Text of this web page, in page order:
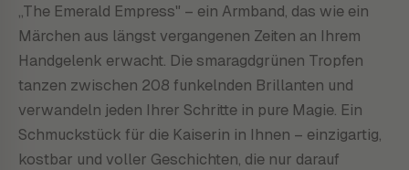
„The Emerald Empress" – ein Armband, das wie ein
Märchen aus längst vergangenen Zeiten an Ihrem
Handgelenk erwacht. Die smaragdgrünen Tropfen
tanzen zwischen 208 funkelnden Brillanten und
verwandeln jeden Ihrer Schritte in pure Magie. Ein
Schmuckstück für die Kaiserin in Ihnen – einzigartig,
kostbar und voller Geschichten, die nur darauf